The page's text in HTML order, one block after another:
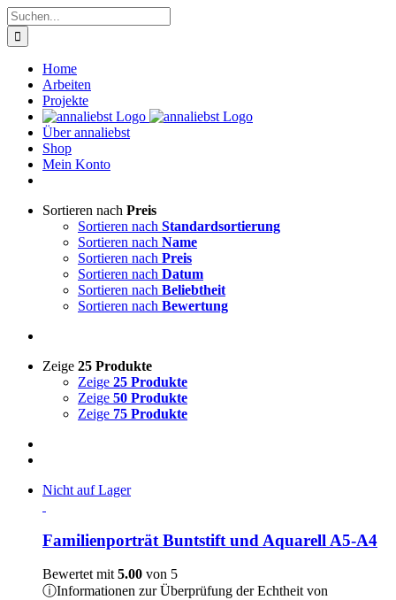
Zum
Inhalt
springen
Suche
nach:
Home
Arbeiten
Projekte
Über annaliebst
Shop
Mein Konto
Sortieren nach Preis
Sortieren nach Standardsortierung
Sortieren nach Name
Sortieren nach Preis
Sortieren nach Datum
Sortieren nach Beliebtheit
Sortieren nach Bewertung
Zeige 25 Produkte
Zeige 25 Produkte
Zeige 50 Produkte
Zeige 75 Produkte
Nicht auf Lager
Familienporträt Buntstift und Aquarell A5-A4
Bewertet mit5.00 von 5
ⓘInformationen zur Überprüfung der Echtheit von